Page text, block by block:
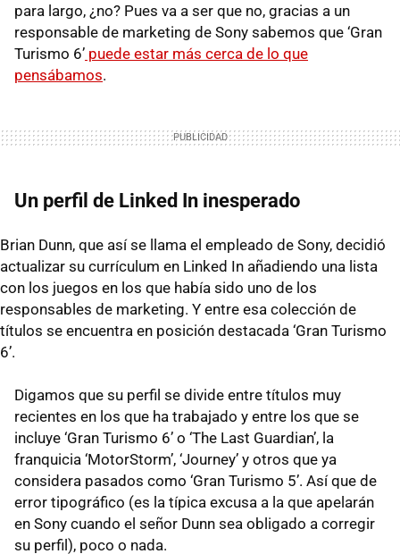
para largo, ¿no? Pues va a ser que no, gracias a un
responsable de marketing de Sony sabemos que ‘Gran
Turismo 6’ puede estar más cerca de lo que
pensábamos.
Un perfil de Linked In inesperado
Brian Dunn, que así se llama el empleado de Sony, decidió
actualizar su currículum en Linked In añadiendo una lista
con los juegos en los que había sido uno de los
responsables de marketing. Y entre esa colección de
títulos se encuentra en posición destacada ‘Gran Turismo
6’.
Digamos que su perfil se divide entre títulos muy
recientes en los que ha trabajado y entre los que se
incluye ‘Gran Turismo 6’ o ‘The Last Guardian’, la
franquicia ‘MotorStorm’, ‘Journey’ y otros que ya
considera pasados como ‘Gran Turismo 5’. Así que de
error tipográfico (es la típica excusa a la que apelarán
en Sony cuando el señor Dunn sea obligado a corregir
su perfil), poco o nada.